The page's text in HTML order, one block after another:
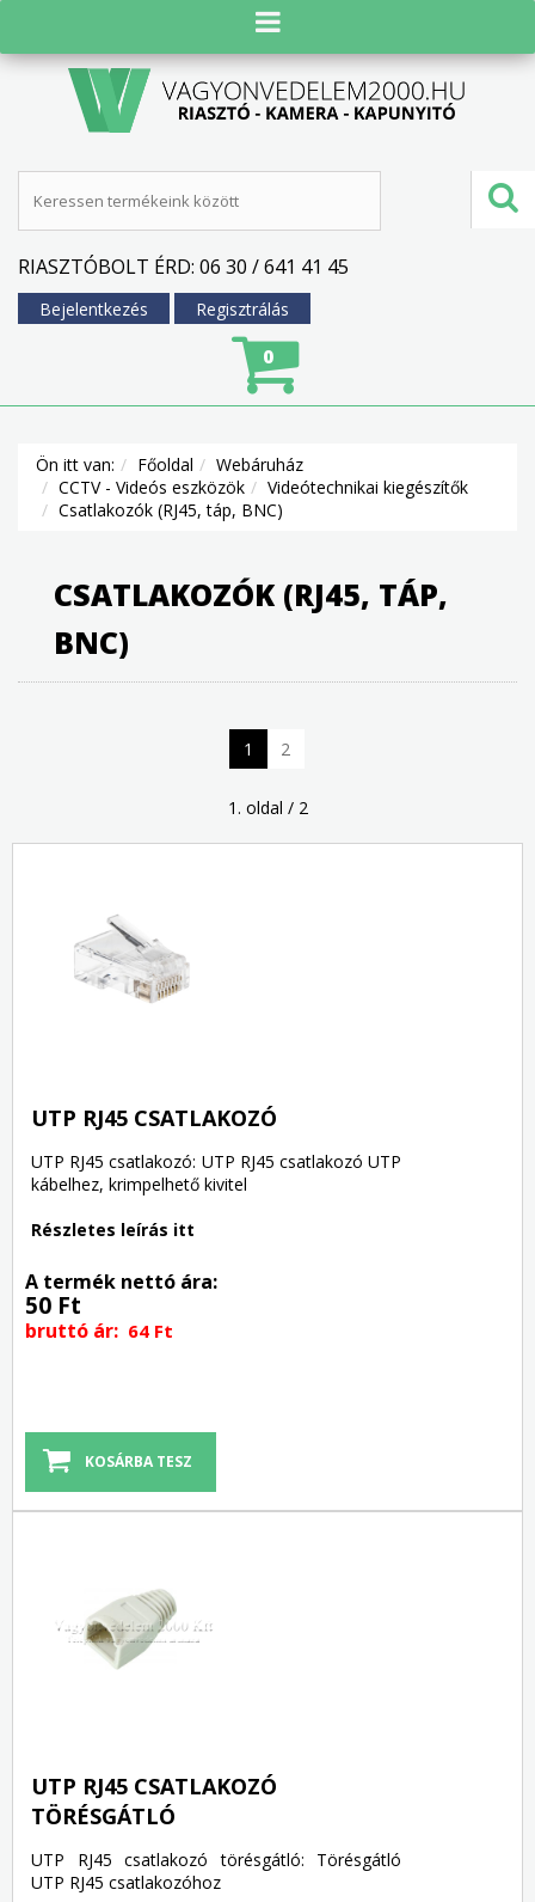
RIASZTÓBOLT ÉRD: 06 30 / 641 41 45
Bejelentkezés Regisztrálás
0
Ön itt van: Főoldal
Webáruház
CCTV - Videós eszközök
Videótechnikai kiegészítők
Csatlakozók (RJ45, táp, BNC)
CSATLAKOZÓK (RJ45, TÁP,
BNC)
1 2
1. oldal / 2
UTP RJ45 CSATLAKOZÓ
UTP RJ45 csatlakozó: UTP RJ45 csatlakozó UTP
kábelhez, krimpelhető kivitel
Részletes leírás itt
A termék nettó ára:
50 Ft
bruttó ár: 64 Ft
UTP RJ45 CSATLAKOZÓ
TÖRÉSGÁTLÓ
UTP RJ45 csatlakozó törésgátló: Törésgátló
UTP RJ45 csatlakozóhoz